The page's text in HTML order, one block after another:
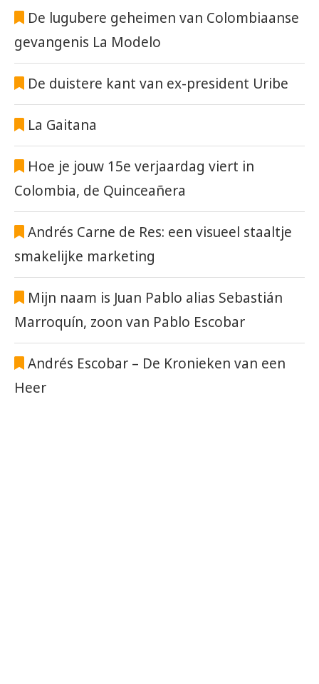
De lugubere geheimen van Colombiaanse
gevangenis La Modelo
De duistere kant van ex-president Uribe
La Gaitana
Hoe je jouw 15e verjaardag viert in
Colombia, de Quinceañera
Andrés Carne de Res: een visueel staaltje
smakelijke marketing
Mijn naam is Juan Pablo alias Sebastián
Marroquín, zoon van Pablo Escobar
Andrés Escobar – De Kronieken van een
Heer